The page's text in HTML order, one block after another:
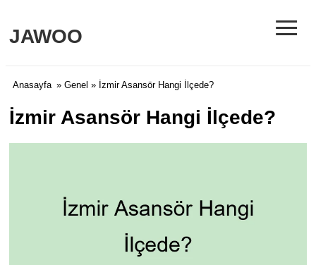
JAWOO ≡
Anasayfa » Genel » İzmir Asansör Hangi İlçede?
İzmir Asansör Hangi İlçede?